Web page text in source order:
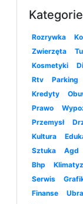
Kategorie
Rozrywka
Zwierzęta
Kosmetyki
Rtv
Parking
Kredyty
Prawo
Przemysł
Kultura
Sztuka
Agd
Bhp
Serwis
Finanse